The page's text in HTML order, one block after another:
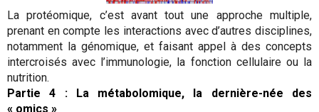
La protéomique, c’est avant tout une approche multiple,
prenant en compte les interactions avec d’autres disciplines,
notamment la génomique, et faisant appel à des concepts
intercroisés avec l’immunologie, la fonction cellulaire ou la
nutrition.
Partie 4 : La métabolomique, la dernière-née des
« omics »